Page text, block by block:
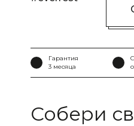
Гарантия
3 месяца
Собери